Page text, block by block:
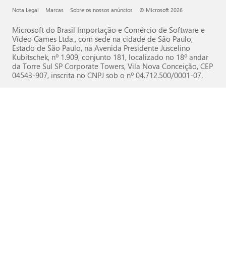
Nota Legal Marcas Sobre os nossos anúncios © Microsoft 2026
Microsoft do Brasil Importação e Comércio de Software e
Vídeo Games Ltda., com sede na cidade de São Paulo,
Estado de São Paulo, na Avenida Presidente Juscelino
Kubitschek, nº 1.909, conjunto 181, localizado no 18º andar
da Torre Sul SP Corporate Towers, Vila Nova Conceição, CEP
04543-907, inscrita no CNPJ sob o nº 04.712.500/0001-07.